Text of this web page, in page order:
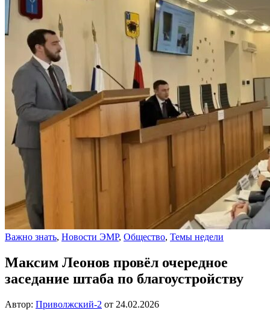
Важно знать, Новости ЭМР, Общество, Темы недели
Максим Леонов провёл очередное
заседание штаба по благоустройству
Автор: Приволжский-2 от 24.02.2026